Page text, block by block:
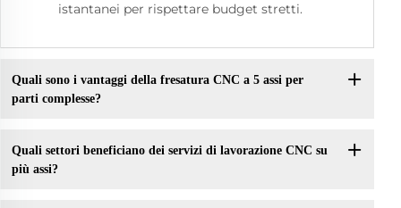
istantanei per rispettare budget stretti.
Quali sono i vantaggi della fresatura CNC a 5 assi per
parti complesse?
Quali settori beneficiano dei servizi di lavorazione CNC su
più assi?